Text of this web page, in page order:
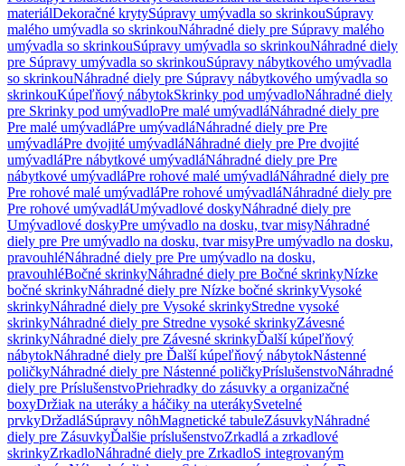
materiálDekoračné krytySúpravy umývadla so skrinkouSúpravy
malého umývadla so skrinkouNáhradné diely pre Súpravy malého
umývadla so skrinkouSúpravy umývadla so skrinkouNáhradné diely
pre Súpravy umývadla so skrinkouSúpravy nábytkového umývadla
so skrinkouNáhradné diely pre Súpravy nábytkového umývadla so
skrinkouKúpeľňový nábytokSkrinky pod umývadloNáhradné diely
pre Skrinky pod umývadloPre malé umývadláNáhradné diely pre
Pre malé umývadláPre umývadláNáhradné diely pre Pre
umývadláPre dvojité umývadláNáhradné diely pre Pre dvojité
umývadláPre nábytkové umývadláNáhradné diely pre Pre
nábytkové umývadláPre rohové malé umývadláNáhradné diely pre
Pre rohové malé umývadláPre rohové umývadláNáhradné diely pre
Pre rohové umývadláUmývadlové doskyNáhradné diely pre
Umývadlové doskyPre umývadlo na dosku, tvar misyNáhradné
diely pre Pre umývadlo na dosku, tvar misyPre umývadlo na dosku,
pravouhléNáhradné diely pre Pre umývadlo na dosku,
pravouhléBočné skrinkyNáhradné diely pre Bočné skrinkyNízke
bočné skrinkyNáhradné diely pre Nízke bočné skrinkyVysoké
skrinkyNáhradné diely pre Vysoké skrinkyStredne vysoké
skrinkyNáhradné diely pre Stredne vysoké skrinkyZávesné
skrinkyNáhradné diely pre Závesné skrinkyĎalší kúpeľňový
nábytokNáhradné diely pre Ďalší kúpeľňový nábytokNástenné
poličkyNáhradné diely pre Nástenné poličkyPríslušenstvoNáhradné
diely pre PríslušenstvoPriehradky do zásuvky a organizačné
boxyDržiak na uteráky a háčiky na uterákySvetelné
prvkyDržadláSúpravy nôhMagnetické tabuleZásuvkyNáhradné
diely pre ZásuvkyĎalšie príslušenstvoZrkadlá a zrkadlové
skrinkyZrkadloNáhradné diely pre ZrkadloS integrovaným